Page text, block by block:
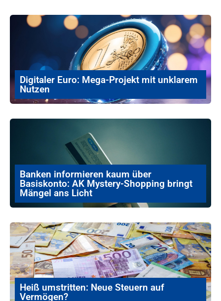
Digitaler Euro: Mega-Projekt mit unklarem
Nutzen
Banken informieren kaum über
Basiskonto: AK Mystery-Shopping bringt
Mängel ans Licht
Heiß umstritten: Neue Steuern auf
Vermögen?